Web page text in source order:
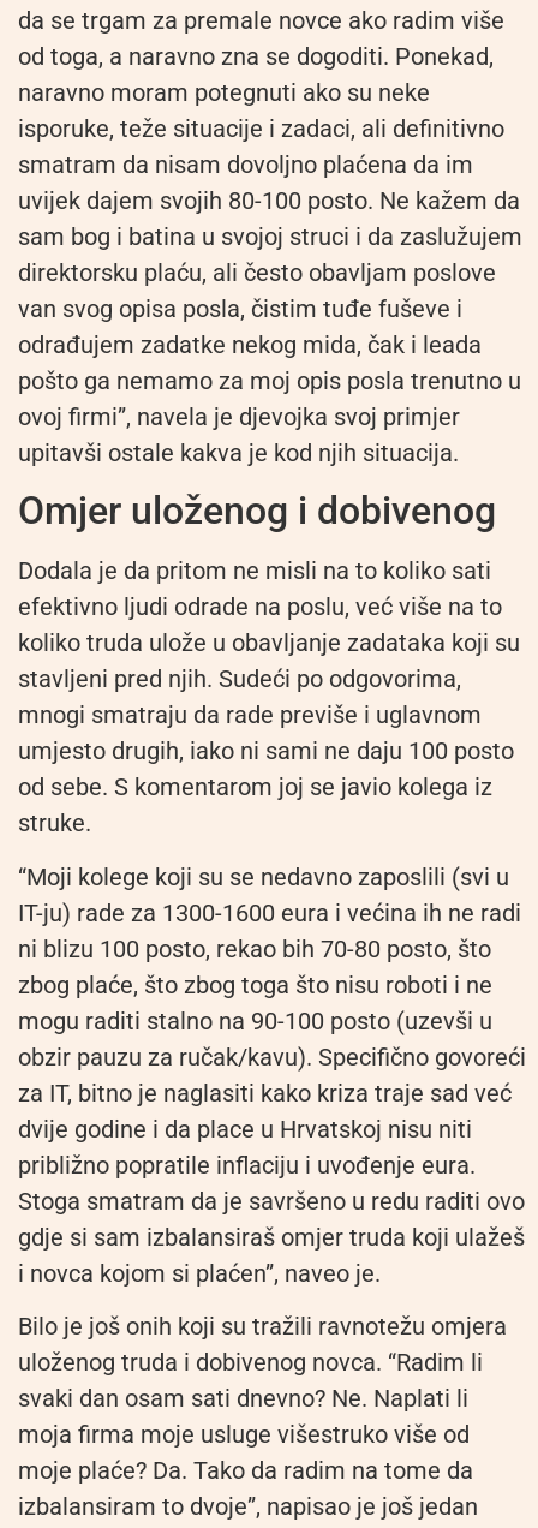
da se trgam za premale novce ako radim više
od toga, a naravno zna se dogoditi. Ponekad,
naravno moram potegnuti ako su neke
isporuke, teže situacije i zadaci, ali definitivno
smatram da nisam dovoljno plaćena da im
uvijek dajem svojih 80-100 posto. Ne kažem da
sam bog i batina u svojoj struci i da zaslužujem
direktorsku plaću, ali često obavljam poslove
van svog opisa posla, čistim tuđe fuševe i
odrađujem zadatke nekog mida, čak i leada
pošto ga nemamo za moj opis posla trenutno u
ovoj firmi”, navela je djevojka svoj primjer
upitavši ostale kakva je kod njih situacija.
Omjer uloženog i dobivenog
Dodala je da pritom ne misli na to koliko sati
efektivno ljudi odrade na poslu, već više na to
koliko truda ulože u obavljanje zadataka koji su
stavljeni pred njih. Sudeći po odgovorima,
mnogi smatraju da rade previše i uglavnom
umjesto drugih, iako ni sami ne daju 100 posto
od sebe. S komentarom joj se javio kolega iz
struke.
“Moji kolege koji su se nedavno zaposlili (svi u
IT-ju) rade za 1300-1600 eura i većina ih ne radi
ni blizu 100 posto, rekao bih 70-80 posto, što
zbog plaće, što zbog toga što nisu roboti i ne
mogu raditi stalno na 90-100 posto (uzevši u
obzir pauzu za ručak/kavu). Specifično govoreći
za IT, bitno je naglasiti kako kriza traje sad već
dvije godine i da place u Hrvatskoj nisu niti
približno popratile inflaciju i uvođenje eura.
Stoga smatram da je savršeno u redu raditi ovo
gdje si sam izbalansiraš omjer truda koji ulažeš
i novca kojom si plaćen”, naveo je.
Bilo je još onih koji su tražili ravnotežu omjera
uloženog truda i dobivenog novca. “Radim li
svaki dan osam sati dnevno? Ne. Naplati li
moja firma moje usluge višestruko više od
moje plaće? Da. Tako da radim na tome da
izbalansiram to dvoje”, napisao je još jedan